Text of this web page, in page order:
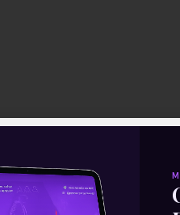
desta quarta-feira
alta com
última sexta.